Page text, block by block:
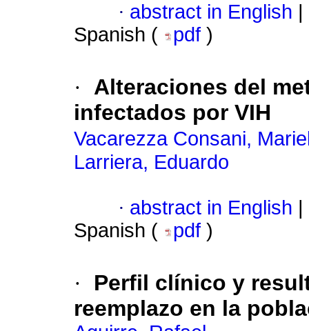
· abstract in English
Spanish (
pdf )
·
Alteraciones del
infectados por VIH
Vacarezza Consani,
Larriera, Eduardo
· abstract in English
Spanish (
pdf )
·
Perfil clínico y
reemplazo en la